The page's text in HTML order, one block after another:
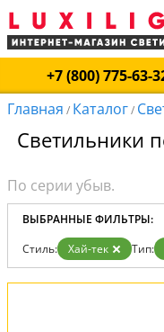
+7 (800) 775-63-
Главная / Каталог/
Светильники
ВЫБРАННЫЕ ФИЛЬТРЫ:
Стиль: Хай-тек Тип:
Вид:
Светильники